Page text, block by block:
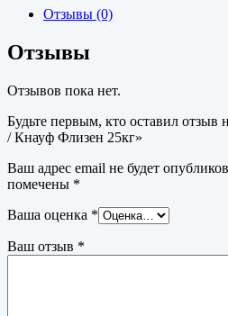
Флизен
Отзывы (0)
Отзывы
Отзывов пока нет.
Будьте первым, кто оставил
/ Кнауф Флизен 25кг»
Ваш адрес email не будет
помечены *
Ваша оценка *
Ваш отзыв *